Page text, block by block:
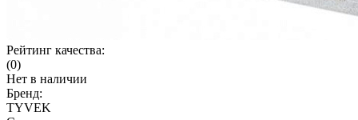
Рейтинг качества:
(0)
Нет в наличии
Бренд:
TYVEK